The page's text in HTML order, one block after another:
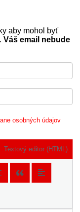
aby mohol byť
Váš email nebude
osobných údajov
Textový editor (HTML)